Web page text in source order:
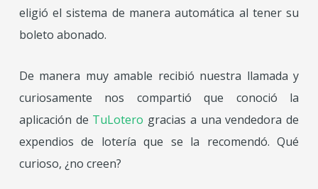
eligió el sistema de manera automática al tener su
boleto abonado.
De manera muy amable recibió nuestra llamada y
curiosamente nos compartió que conoció la
aplicación de TuLotero gracias a una vendedora de
expendios de lotería que se la recomendó. Qué
curioso, ¿no creen?